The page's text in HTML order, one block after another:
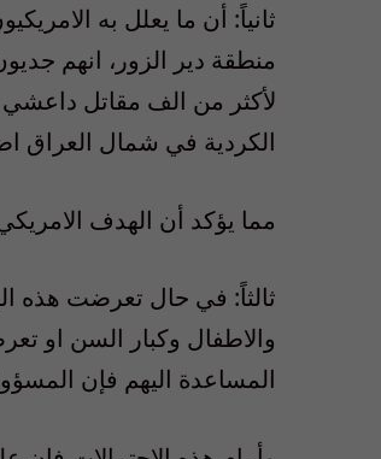
ثانياً: أن ما يعلل به
منطقة دير الزور، انهم
لأكثر من الف مقاتل
الكردية في شمال العراق
مما يؤكد أن الهدف
ثالثاً: في حال تعرضت هذه
والاطفال وكبار السن او
المساعدة اليهم فإن